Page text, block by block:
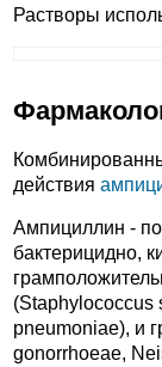
Растворы
действия
Ампициллин -
бактерицидно,
(Staphylococcus
pneumoniae), и
gonorrhoeae,